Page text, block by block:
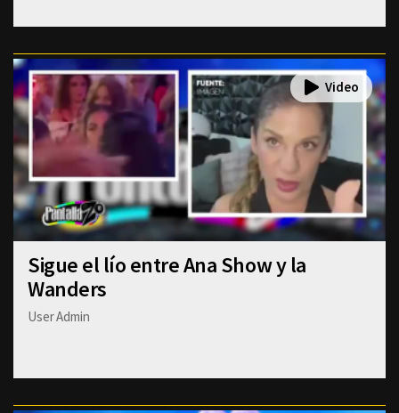
Sigue el lío entre Ana Show y la
Wanders
User Admin